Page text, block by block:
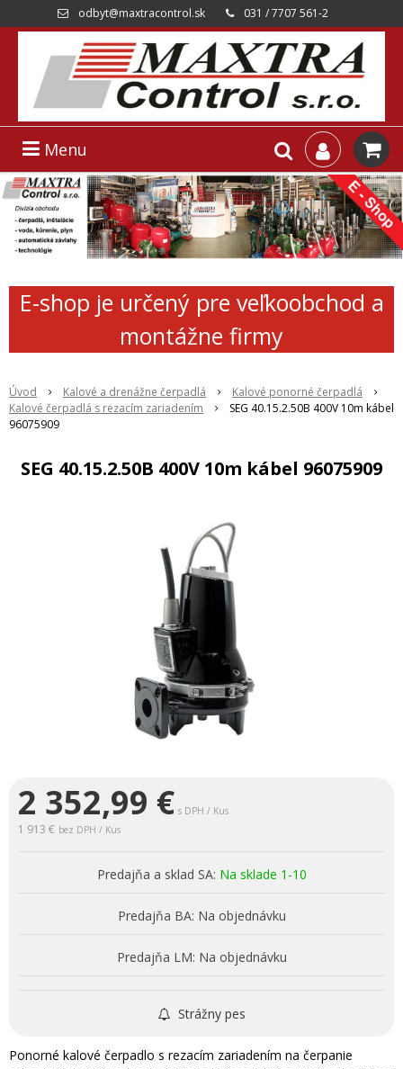
odbyt@maxtracontrol.sk 031 / 7707 561-2
Menu
E-shop je určený pre veľkoobchod a
montážne firmy
Úvod Kalové a drenážne čerpadlá
Kalové ponorné čerpadlá
Kalové čerpadlá s rezacím zariadením
SEG 40.15.2.50B 400V 10m kábel
96075909
SEG 40.15.2.50B 400V 10m kábel 96075909
2 352,99 € s DPH / Kus
1 913 € bez DPH / Kus
Predajňa a sklad SA: Na sklade 1-10
Predajňa BA: Na objednávku
Predajňa LM: Na objednávku
Strážny pes
Ponorné kalové čerpadlo s rezacím zariadením na čerpanie